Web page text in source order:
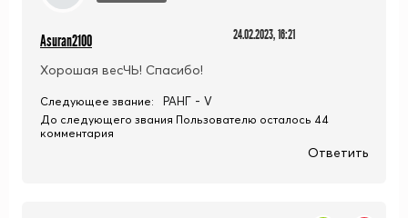
Asuran2100 24.02.2023, 16:21
Хорошая весЧЬ! Спасибо!
Следующее звание: РАНГ - V
До следующего звания Пользователю осталось 44
комментария
Ответить